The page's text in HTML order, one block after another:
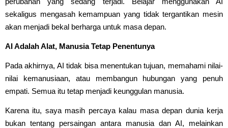
sekaligus mengasah kemampuan yang tidak tergantikan mesin
akan menjadi bekal berharga untuk masa depan.
AI Adalah Alat, Manusia Tetap Penentunya
Pada akhirnya, AI tidak bisa menentukan tujuan, memahami nilai-
nilai kemanusiaan, atau membangun hubungan yang penuh
empati. Semua itu tetap menjadi keunggulan manusia.
Karena itu, saya masih percaya kalau masa depan dunia kerja
bukan tentang persaingan antara manusia dan AI, melainkan